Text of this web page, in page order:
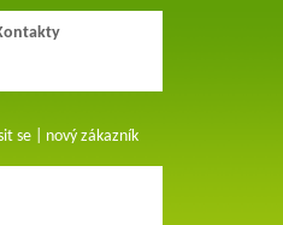
se| nový zákazník